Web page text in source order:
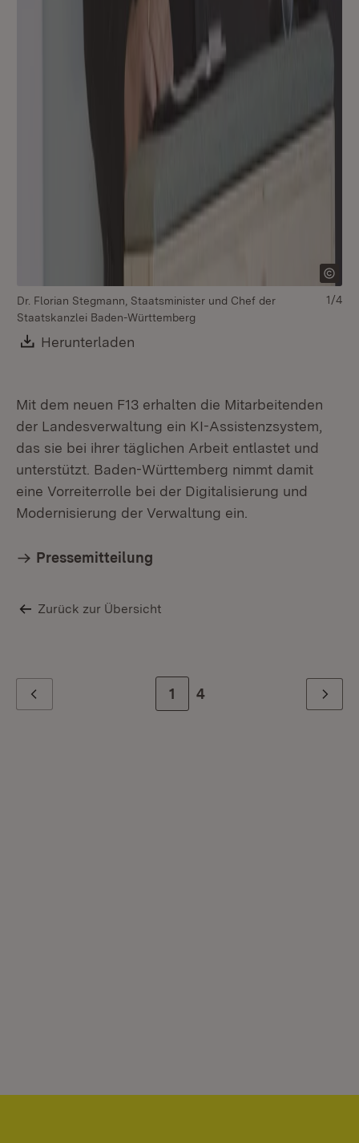
Dr. Florian Stegmann, Staatsminister und Chef der
Staatskanzlei Baden-Württemberg
Download:
Herunterladen
1/4
Mit dem neuen F13 erhalten die Mitarbeitenden
der Landesverwaltung ein KI-Assistenzsystem,
das sie bei ihrer täglichen Arbeit entlastet und
unterstützt. Baden-Württemberg nimmt damit
eine Vorreiterrolle bei der Digitalisierung und
Modernisierung der Verwaltung ein.
Pressemitteilung
Zurück zur Übersicht
Zur Seite
1 Zur letzten Seite
4 Weiter